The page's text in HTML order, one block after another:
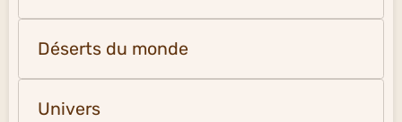
Déserts du monde
Univers